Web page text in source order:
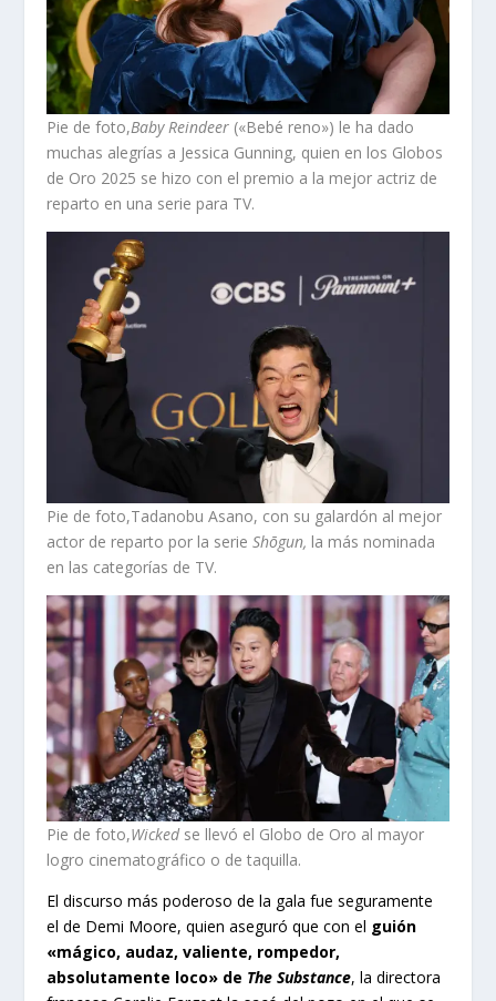
Pie de foto,Baby Reindeer («Bebé reno») le ha dado
muchas alegrías a Jessica Gunning, quien en los Globos
de Oro 2025 se hizo con el premio a la mejor actriz de
reparto en una serie para TV.
Pie de foto,Tadanobu Asano, con su galardón al mejor
actor de reparto por la serieShōgun, la más nominada
en las categorías de TV.
Pie de foto,Wicked se llevó el Globo de Oro al mayor
logro cinematográfico o de taquilla.
El discurso más poderoso de la gala fue seguramente
el de Demi Moore, quien aseguró que con el guión
«mágico, audaz, valiente, rompedor,
absolutamente loco» de The Substance, la directora